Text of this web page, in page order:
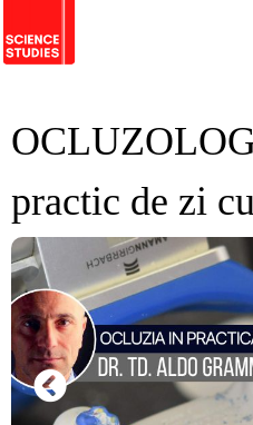
conținut
practic de zi